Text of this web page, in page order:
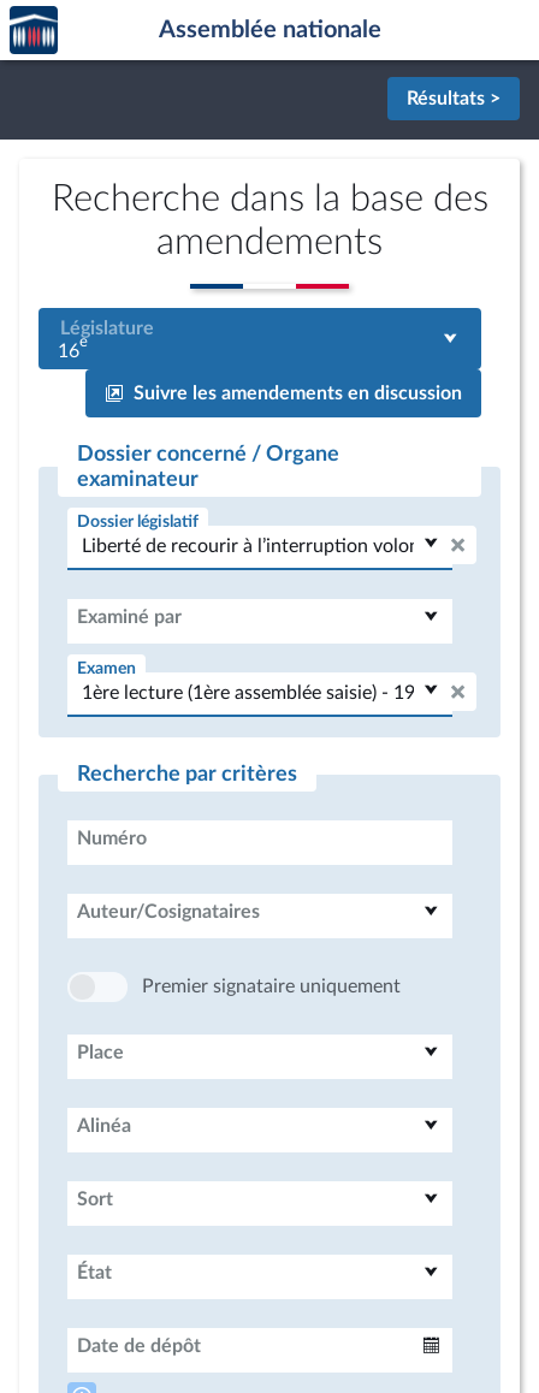
Aller au contenu
Aller en bas de la page
Accèder
à la
page
Assemblée nationale
Résultats >
Recherche dans la base des
amendements
Législature
16e
Suivre les amendements en discussion
Dossier concerné / Organe
examinateur
Dossier législatif
Examiné par
Examen
Recherche par critères
Numéro
Auteur/Cosignataires
Premier signataire uniquement
Place
Alinéa
Sort
État
Date de dépôt